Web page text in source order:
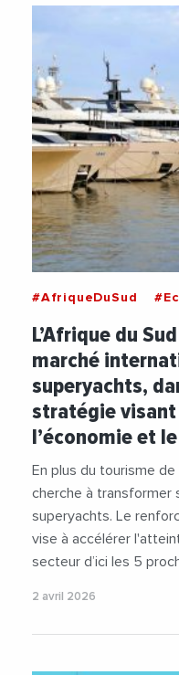
#AfriqueDuSud
L’Afrique du
marché
superyachts,
stratégie
l’économie et
En plus du tourisme
cherche à transformer
superyachts. Le
vise à accélérer
secteur d’ici les 5
2 avril 2026